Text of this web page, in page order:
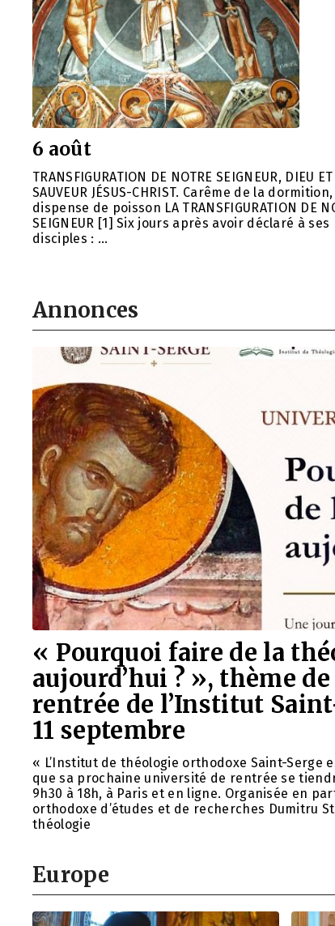
6 août
TRANSFIGURATION DE NOTRE SEIGNEUR, DIEU ET
SAUVEUR JÉSUS-CHRIST. Carême de la dormition,
dispense de poisson LA TRANSFIGURATION DE
SEIGNEUR [1] Six jours après avoir déclaré à ses
disciples : …
Annonces
« Pourquoi faire de la
aujourd’hui ? », thème
rentrée de l’Institut
11 septembre
« L’Institut de théologie orthodoxe Saint-Serge
que sa prochaine université de rentrée se
9h30 à 18h, à Paris et en ligne. Organisée en
orthodoxe d’études et de recherches Dumitru
théologie
Europe